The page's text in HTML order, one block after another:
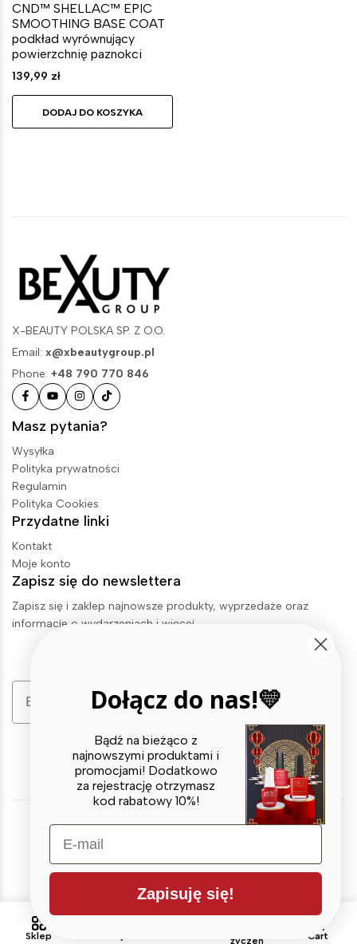
CND™ SHELLAC™ EPIC
SMOOTHING BASE COAT
podkład wyrównujący
powierzchnię paznokci
139,99 zł
DODAJ DO KOSZYKA
X-BEAUTY POLSKA SP. Z O.O.
Email: x@xbeautygroup.pl
Phone: +48 790 770 846
Masz pytania?
Wysyłka
Polityka prywatności
Regulamin
Polityka Cookies
Przydatne linki
Kontakt
Moje konto
Zapisz się do newslettera
Zapisz się i zaklep najnowsze produkty, wyprzedaże oraz
informacje o wydarzeniach i więcej.
Email
Zapisz się
© 2026 X BEAUTY GROUP. All Rights Reserved
Sklep
0
życzeń
Cart
Dołącz do nas!💛
Bądź na bieżąco z
najnowszymi produktami i
promocjami! Dodatkowo
za rejestrację otrzymasz
kod rabatowy 10%!
E-mail
Zapisuję się!